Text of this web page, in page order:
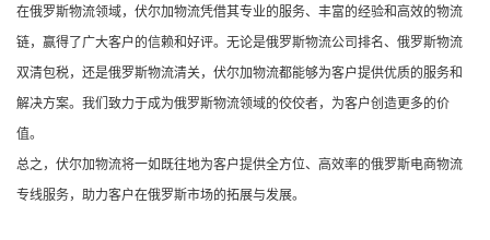
在俄罗斯物流领域，伏尔加物流凭借其专业的服务、丰富的经验和高效的物流
链，赢得了广大客户的信赖和好评。无论是俄罗斯物流公司排名、俄罗斯物流
双清包税，还是俄罗斯物流清关，伏尔加物流都能够为客户提供优质的服务和
解决方案。我们致力于成为俄罗斯物流领域的佼佼者，为客户创造更多的价
值。
总之，伏尔加物流将一如既往地为客户提供全方位、高效率的俄罗斯电商物流
专线服务，助力客户在俄罗斯市场的拓展与发展。